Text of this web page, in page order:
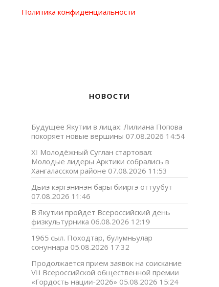
Политика конфиденциальности
НОВОСТИ
Будущее Якутии в лицах: Лилиана Попова
покоряет новые вершины 07.08.2026 14:54
XI Молодёжный Суглан стартовал:
Молодые лидеры Арктики собрались в
Хангаласском районе 07.08.2026 11:53
Дьиэ кэргэнинэн бары бииргэ оттуубут
07.08.2026 11:46
В Якутии пройдет Всероссийский день
физкультурника 06.08.2026 12:19
1965 сыл. Походтар, булумньулар
сонуннара 05.08.2026 17:32
Продолжается прием заявок на соискание
VII Всероссийской общественной премии
«Гордость нации-2026» 05.08.2026 15:24